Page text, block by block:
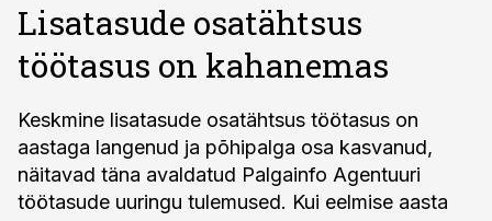
Lisatasude osatähtsus
töötasus on kahanemas
Keskmine lisatasude osatähtsus töötasus on
aastaga langenud ja põhipalga osa kasvanud,
näitavad täna avaldatud Palgainfo Agentuuri
töötasude uuringu tulemused. Kui eelmise aasta